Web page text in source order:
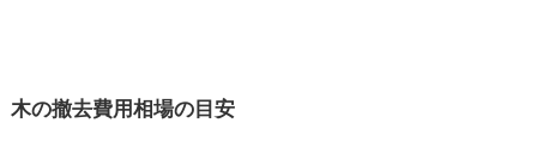
木の撤去費用相場の目安